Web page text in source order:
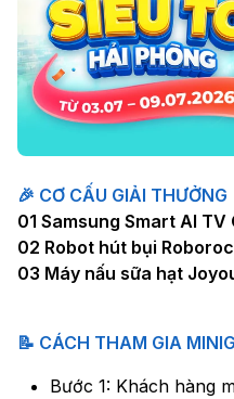
🎉 CƠ CẤU GIẢI THƯỞNG
01 Samsung Smart AI TV
02 Robot hút bụi
03 Máy nấu sữa hạt
📝 CÁCH THAM GIA
Bước 1: Khách hàng